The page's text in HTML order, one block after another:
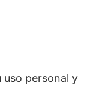
personal y